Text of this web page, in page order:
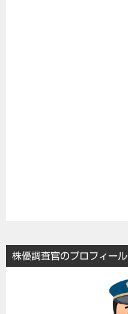
株優調査官のプロフィール